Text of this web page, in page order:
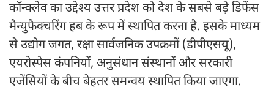
कॉन्क्लेव का उद्देश्य उत्तर प्रदेश को देश के सबसे बड़े डिफेंस
मैन्युफैक्चरिंग हब के रूप में स्थापित करना है. इसके माध्यम
से उद्योग जगत, रक्षा सार्वजनिक उपक्रमों (डीपीएसयू),
एयरोस्पेस कंपनियों, अनुसंधान संस्थानों और सरकारी
एजेंसियों के बीच बेहतर समन्वय स्थापित किया जाएगा.